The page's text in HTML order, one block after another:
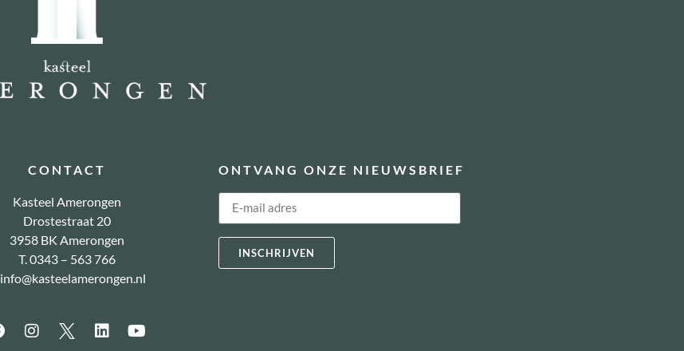
CONTACT
Kasteel Amerongen
Drostestraat 20
3958 BK Amerongen
T. 0343 – 563 766
info@kasteelamerongen.nl
ONTVANG ONZE NIEUWSBRIEF
INSCHRIJVEN